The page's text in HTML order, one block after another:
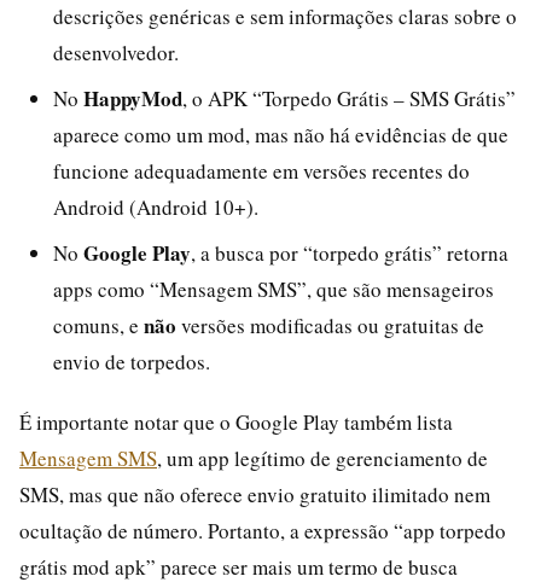
descrições genéricas e sem informações claras sobre o
desenvolvedor.
No HappyMod, o APK “Torpedo Grátis – SMS Grátis”
aparece como um mod, mas não há evidências de que
funcione adequadamente em versões recentes do
Android (Android 10+).
No Google Play, a busca por “torpedo grátis” retorna
apps como “Mensagem SMS”, que são mensageiros
comuns, e não versões modificadas ou gratuitas de
envio de torpedos.
É importante notar que o Google Play também lista
Mensagem SMS, um app legítimo de gerenciamento de
SMS, mas que não oferece envio gratuito ilimitado nem
ocultação de número. Portanto, a expressão “app torpedo
grátis mod apk” parece ser mais um termo de busca